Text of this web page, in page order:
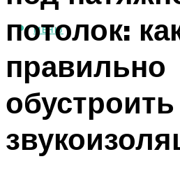
МЕНЮ
потолок:
правильно
обустроить